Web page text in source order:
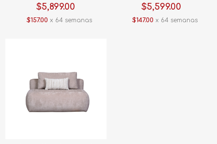
$5,899.00
$157.00 x 64 semanas
$5,599.00
$147.00 x 64 semanas